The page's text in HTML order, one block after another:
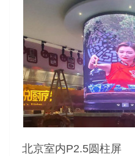
北京室内P2.5圆柱屏